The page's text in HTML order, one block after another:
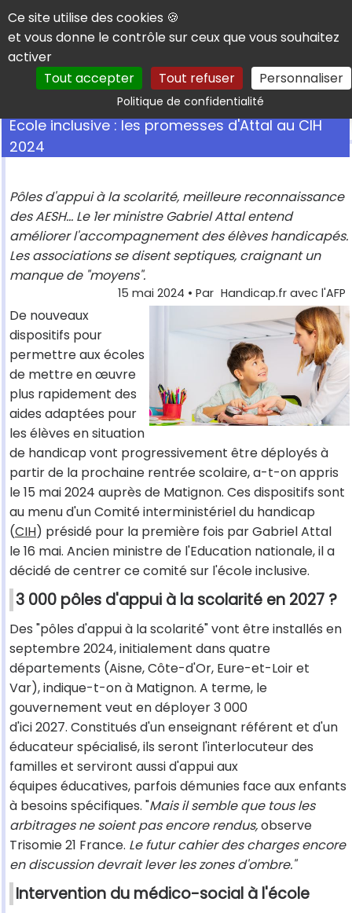
Panneau de gestion des cookies
Ce site utilise des cookies 🍪
et vous donne le contrôle sur ceux que vous souhaitez
activer
Tout accepter
Tout refuser Personnaliser
Politique de confidentialitéRechercher
Ecole inclusive : les promesses d'Attal au CIH
2024
Pôles d'appui à la scolarité, meilleure reconnaissance
des AESH... Le 1er ministre Gabriel Attal entend
améliorer l'accompagnement des élèves handicapés.
Les associations se disent septiques, craignant un
manque de "moyens".
15 mai 2024 • Par Handicap.fr avec l'AFP
De nouveaux
dispositifs pour
permettre aux écoles
de mettre en œuvre
plus rapidement des
aides adaptées pour
les élèves en situation
de handicap vont progressivement être déployés à
partir de la prochaine rentrée scolaire, a-t-on appris
le 15 mai 2024 auprès de Matignon. Ces dispositifs sont
au menu d'un Comité interministériel du handicap
(CIH) présidé pour la première fois par Gabriel Attal
le 16 mai. Ancien ministre de l'Education nationale, il a
décidé de centrer ce comité sur l'école inclusive.
3 000 pôles d'appui à la scolarité en 2027 ?
Des "pôles d'appui à la scolarité" vont être installés en
septembre 2024, initialement dans quatre
départements (Aisne, Côte-d'Or, Eure-et-Loir et
Var), indique-t-on à Matignon. A terme, le
gouvernement veut en déployer 3 000
d'ici 2027. Constitués d'un enseignant référent et d'un
éducateur spécialisé, ils seront l'interlocuteur des
familles et serviront aussi d'appui aux
équipes éducatives, parfois démunies face aux enfants
à besoins spécifiques. "Mais il semble que tous les
arbitrages ne soient pas encore rendus,observe
Trisomie 21 France. Le futur cahier des charges encore
en discussion devrait lever les zones d'ombre."
Intervention du médico-social à l'école